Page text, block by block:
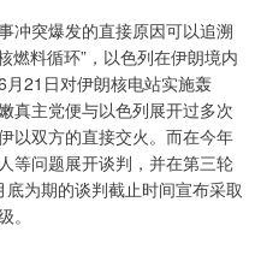
突爆发的直接原因可以追溯
燃料循环”，以色列在伊朗境内
21日对伊朗核电站实施轰
真主党便与以色列展开过多次
以双方的直接交火。而在今年
等问题展开谈判，并在第三轮
为期的谈判截止时间宣布采取
。